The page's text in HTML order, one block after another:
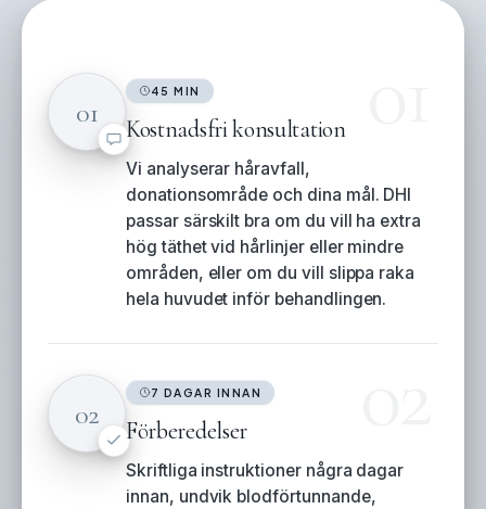
01
45 MIN
Kostnadsfri konsultation
Vi analyserar håravfall,
donationsområde och dina mål. DHI
passar särskilt bra om du vill ha extra
hög täthet vid hårlinjer eller mindre
områden, eller om du vill slippa raka
hela huvudet inför behandlingen.
02
7 DAGAR INNAN
Förberedelser
Skriftliga instruktioner några dagar
innan, undvik blodförtunnande,